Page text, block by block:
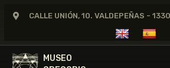
CALLE UNIÓN, 10. VALDEPEÑAS -
MUSEO
MUSEO
GREGORIO